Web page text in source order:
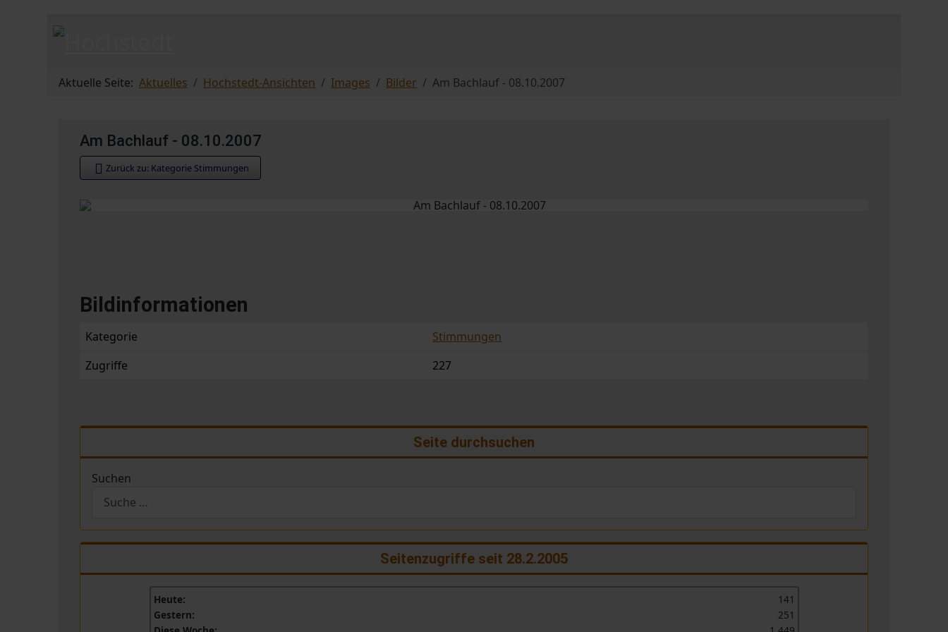
Aktuelle Seite:Aktuelles Hochstedt-Ansichten Images Bilder Am Bachlauf - 08.10.2007
Am Bachlauf - 08.10.2007
Zurück zu: Kategorie Stimmungen
Bildinformationen
Kategorie
Stimmungen
Zugriffe
227
Seite durchsuchen
Suchen
Seitenzugriffe seit 28.2.2005
Heute:
141
Gestern:
251